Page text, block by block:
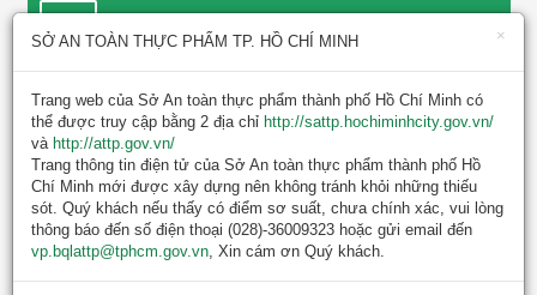
×
SỞ AN TOÀN THỰC PHẨM TP. HỒ CHÍ MINH
Trang web của Sở An toàn thực phẩm thành phố Hồ Chí Minh có
thể được truy cập bằng 2 địa chỉ http://sattp.hochiminhcity.gov.vn/
và http://attp.gov.vn/
Trang thông tin điện tử của Sở An toàn thực phẩm thành phố Hồ
Chí Minh mới được xây dựng nên không tránh khỏi những thiếu
sót. Quý khách nếu thấy có điểm sơ suất, chưa chính xác, vui lòng
thông báo đến số điện thoại (028)-36009323 hoặc gửi email đến
vp.bqlattp@tphcm.gov.vn, Xin cám ơn Quý khách.
TIN MỚI NHẤT
KẾ HOẠCH KIỂM TRA, GIÁM SÁT AN